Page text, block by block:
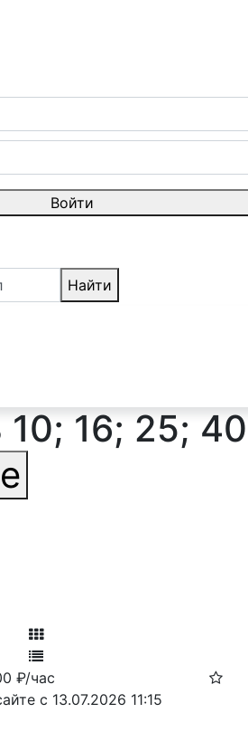
Войти
Найти
16; 25;
₽/час
с 13.07.2026 11:15